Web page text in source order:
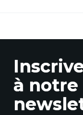
à notre